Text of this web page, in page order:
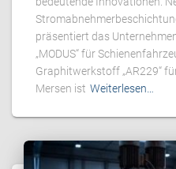
präsentiert das
„MODUS“ für
Graphitwerkstoff „AR229“
Mersen ist Weiterlesen…